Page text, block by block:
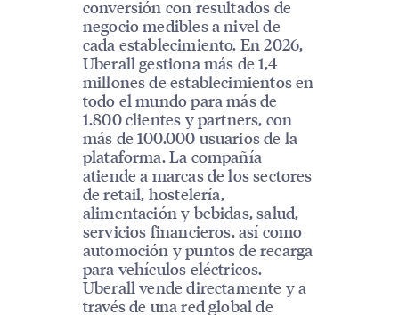
conversión con resultados de
negocio medibles a nivel de
cada establecimiento. En 2026,
Uberall gestiona más de 1,4
millones de establecimientos en
todo el mundo para más de
1.800 clientes y partners, con
más de 100.000 usuarios de la
plataforma. La compañía
atiende a marcas de los sectores
de retail, hostelería,
alimentación y bebidas, salud,
servicios financieros, así como
automoción y puntos de recarga
para vehículos eléctricos.
Uberall vende directamente y a
través de una red global de